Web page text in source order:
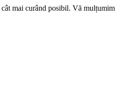
cât mai curând posibil. Vă mulțumim